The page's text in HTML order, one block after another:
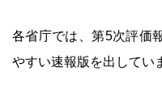
各省庁では、第5次評価
やすい速報版を出してい